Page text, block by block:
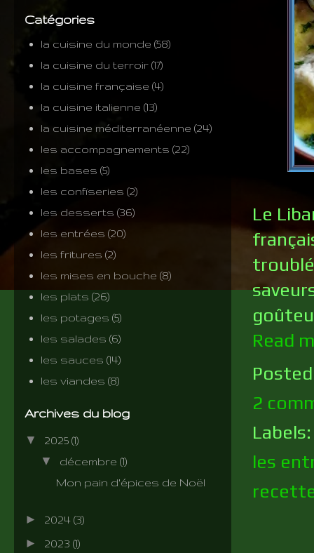
Le
Read
2
les
Catégories
la cuisine du monde (58)
la cuisine du terroir (17)
la cuisine française (4)
la cuisine italienne (13)
la cuisine méditerranéenne (24)
les accompagnements (22)
les bases (5)
les confiseries (2)
les desserts (36)
les entrées (20)
les fritures (2)
les mises en bouche (8)
les plats (26)
les potages (5)
les salades (6)
les sauces (14)
les viandes (8)
Archives du blog
▼ 2025 (1)
▼ décembre (1)
Mon pain d'épices de Noël
► 2024 (3)
► 2023 (1)